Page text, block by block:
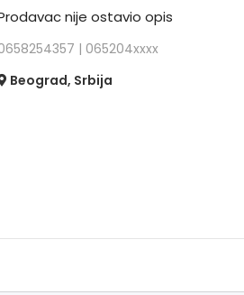
nije ostavio opis
| 065204xxxx
Beograd, Srbija